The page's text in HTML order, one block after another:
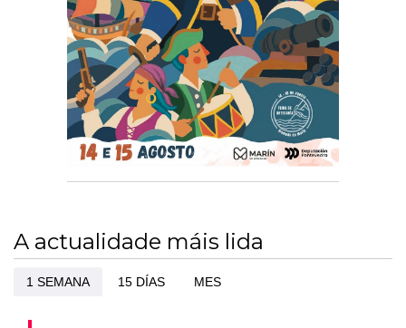
A actualidade máis lida
1 SEMANA 15 DÍAS MES